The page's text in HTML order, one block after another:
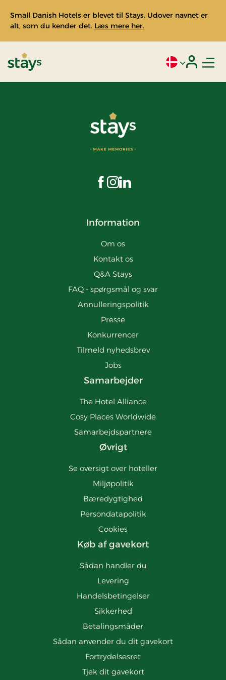
Small Danish Hotels er blevet til Stays. Udover navnet er
alt, som du kender det. Læs mere her.
Aktivt sprog:
Besøg os på Facebook
Besøg os på Instagram
Besøg os på LinkedIn
Information
Om os
Kontakt os
Q&A Stays
FAQ - spørgsmål og svar
Annulleringspolitik
Presse
Konkurrencer
Tilmeld nyhedsbrev
Jobs
Samarbejder
The Hotel Alliance
Cosy Places Worldwide
Samarbejdspartnere
Øvrigt
Se oversigt over hoteller
Miljøpolitik
Bæredygtighed
Persondatapolitik
Cookies
Køb af gavekort
Sådan handler du
Levering
Handelsbetingelser
Sikkerhed
Betalingsmåder
Sådan anvender du dit gavekort
Fortrydelsesret
Tjek dit gavekort